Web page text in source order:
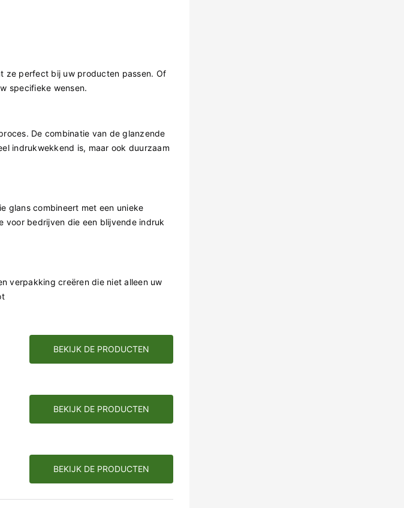
ze perfect bij uw producten passen. Of
specifieke wensen.
De combinatie van de glanzende
indrukwekkend is, maar ook duurzaam
glans combineert met een unieke
voor bedrijven die een blijvende indruk
verpakking creëren die niet alleen uw
BEKIJK DE PRODUCTEN
BEKIJK DE PRODUCTEN
BEKIJK DE PRODUCTEN